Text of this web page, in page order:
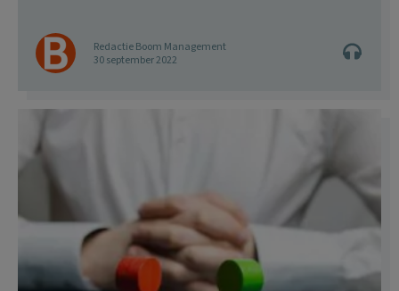
Redactie Boom Management
30 september 2022